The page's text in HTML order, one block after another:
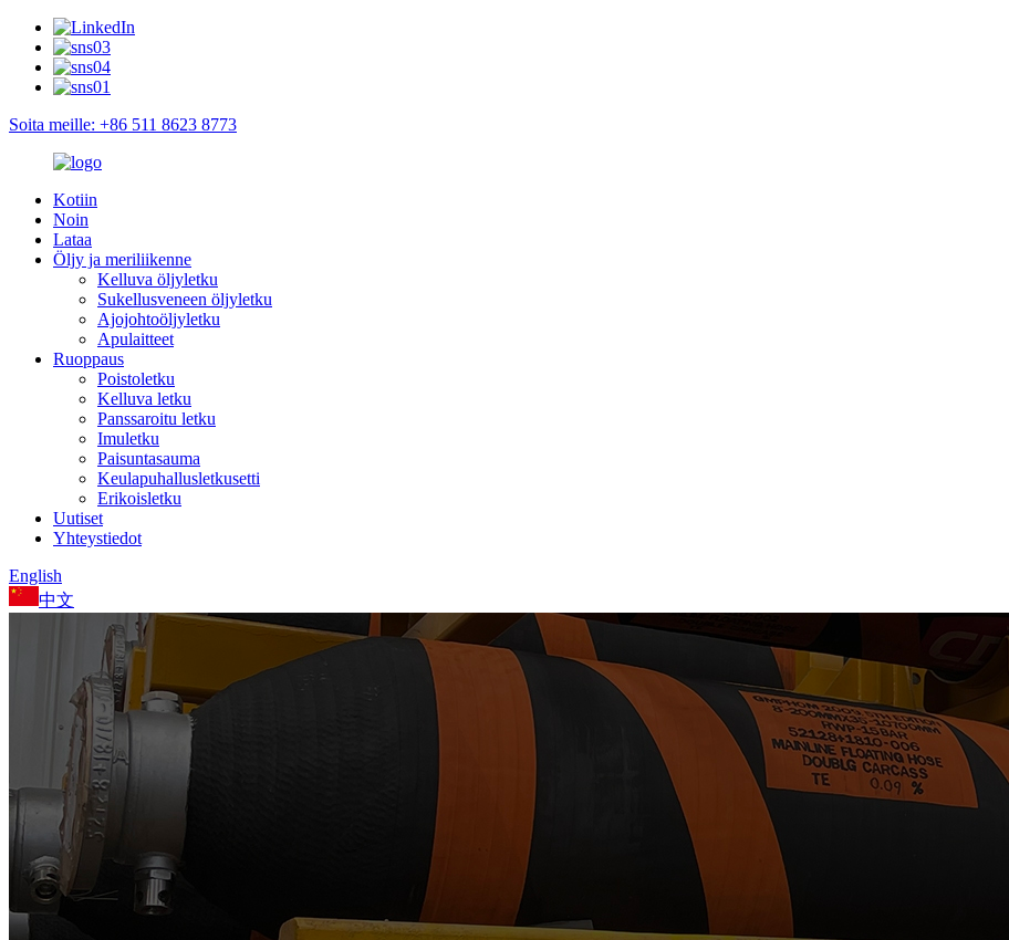
Soita meille: +86 511 8623 8773
Kotiin
Noin
Lataa
Öljy ja meriliikenne
Kelluva öljyletku
Sukellusveneen öljyletku
Ajojohtoöljyletku
Apulaitteet
Ruoppaus
Poistoletku
Kelluva letku
Panssaroitu letku
Imuletku
Paisuntasauma
Keulapuhallusletkusetti
Erikoisletku
Uutiset
Yhteystiedot
English
中文